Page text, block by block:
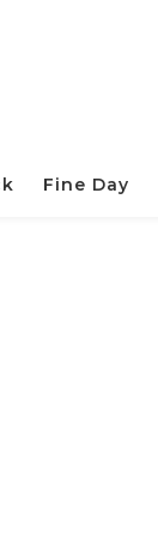
Fine Day